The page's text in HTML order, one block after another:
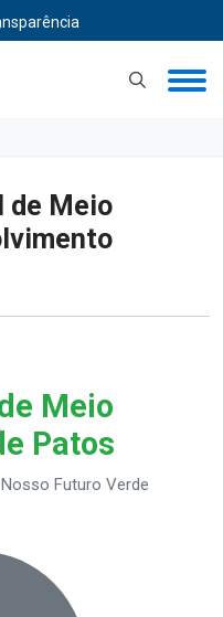
e Desenvolvimento
de Meio
Meio
Patos
Futuro Verde